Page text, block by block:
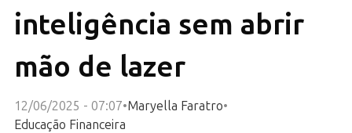
inteligência sem abrir
mão de lazer
12/06/2025 - 07:07•Maryella Faratro•
Educação Financeira